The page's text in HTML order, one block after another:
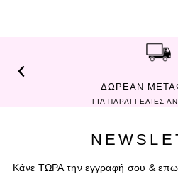
ΔΩΡΕΑΝ
ΓΙΑ ΠΑΡΑΓΓΕΛΙΕΣ
Κάνε ΤΩΡΑ την εγγραφή σου &